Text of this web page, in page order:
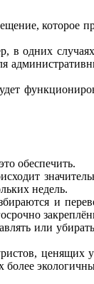
которое
в одних
обеспечить.
недель.
и
или
ценящих
более